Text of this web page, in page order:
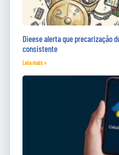
Dieese alerta que precarização
consistente
Leia mais »